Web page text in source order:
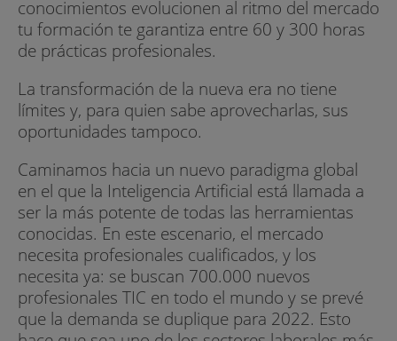
conocimientos evolucionen al ritmo del mercado
tu formación te garantiza entre 60 y 300 horas
de prácticas profesionales.
La transformación de la nueva era no tiene
límites y, para quien sabe aprovecharlas, sus
oportunidades tampoco.
Caminamos hacia un nuevo paradigma global
en el que la Inteligencia Artificial está llamada a
ser la más potente de todas las herramientas
conocidas. En este escenario, el mercado
necesita profesionales cualificados, y los
necesita ya: se buscan 700.000 nuevos
profesionales TIC en todo el mundo y se prevé
que la demanda se duplique para 2022. Esto